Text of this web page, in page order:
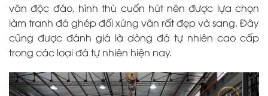
vân độc đáo, hình thù cuốn hút nên được lựa chọn
làm tranh đá ghép đối xứng vân rất đẹp và sang. Đây
cũng được đánh giá là dòng đá tự nhiên cao cấp
trong các loại đá tự nhiên hiện nay.